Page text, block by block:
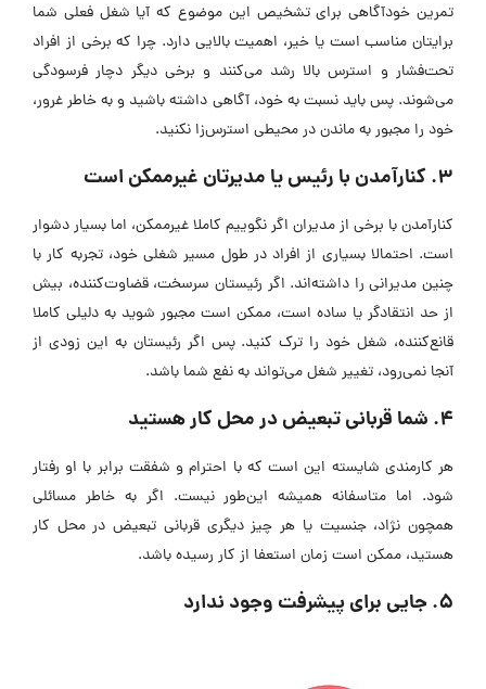
تمرین خودآگاهی برای تشخیص این موضوع که آیا شغل فعلی شما
برایتان مناسب است یا خیر، اهمیت بالایی دارد. چرا که برخی از افراد
تحت‌فشار و استرس بالا رشد می‌کنند و برخی دیگر دچار فرسودگی
می‌شوند. پس باید نسبت به خود، آگاهی داشته باشید و به خاطر غرور،
خود را مجبور به ماندن در محیطی استرس‌زا نکنید.
3. کنارآمدن با رئیس یا مدیرتان غیرممکن است
کنارآمدن با برخی از مدیران اگر نگوییم کاملا غیرممکن، اما بسیار دشوار
است. احتمالا بسیاری از افراد در طول مسیر شغلی خود، تجربه کار با
چنین مدیرانی را داشته‌اند. اگر رئیستان سرسخت، قضاوت‌کننده، بیش
از حد انتقادگر یا ساده است، ممکن است مجبور شوید به دلیلی کاملا
قانع‌کننده، شغل خود را ترک کنید. پس اگر رئیستان به این زودی از
آنجا نمی‌رود، تغییر شغل می‌تواند به نفع شما باشد.
4. شما قربانی تبعیض در محل کار هستید
هر کارمندی شایسته این است که با احترام و شفقت برابر با او رفتار
شود. اما متاسفانه همیشه این‌طور نیست. اگر به خاطر مسائلی
همچون نژاد، جنسیت یا هر چیز دیگری قربانی تبعیض در محل کار
هستید، ممکن است زمان استعفا از کار رسیده باشد.
5. جایی برای پیشرفت وجود ندارد